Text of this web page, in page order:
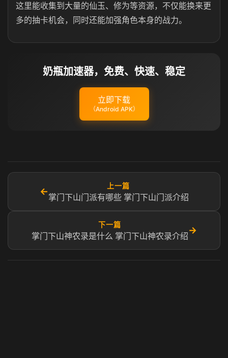
这里能收集到大量的仙玉、修为等资源，不仅能换来更
多的抽卡机会，同时还能加强角色本身的战力。
奶瓶加速器，免费、快速、稳定
立即下载
（Android APK）
←
上一篇
掌门下山门派有哪些 掌门下山门派介绍
下一篇
掌门下山神农录是什么 掌门下山神农录介绍
→